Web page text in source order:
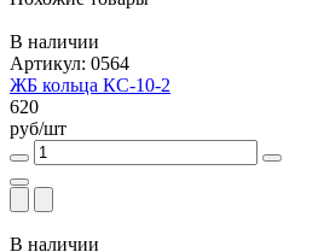
В наличии
Артикул: 0564
ЖБ кольца КС-10-2
620
руб/шт
В наличии